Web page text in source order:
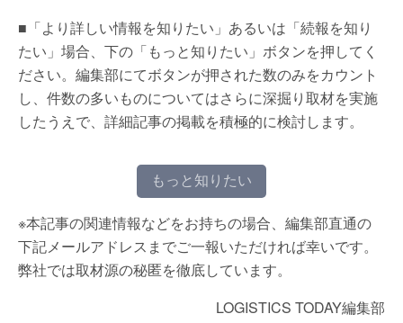
■「より詳しい情報を知りたい」あるいは「続報を知り
たい」場合、下の「もっと知りたい」ボタンを押してく
ださい。編集部にてボタンが押された数のみをカウント
し、件数の多いものについてはさらに深掘り取材を実施
したうえで、詳細記事の掲載を積極的に検討します。
もっと知りたい
※本記事の関連情報などをお持ちの場合、編集部直通の
下記メールアドレスまでご一報いただければ幸いです。
弊社では取材源の秘匿を徹底しています。
LOGISTICS TODAY編集部